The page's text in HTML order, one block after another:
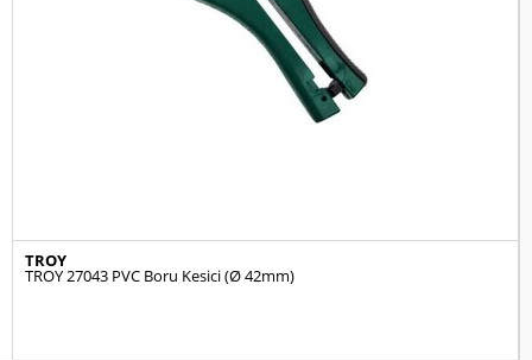
TROY
TROY 27043 PVC Boru Kesici (Ø 42mm)